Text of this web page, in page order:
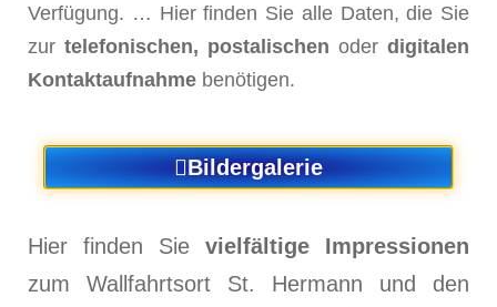
Verfügung. … Hier finden Sie alle Daten, die Sie
zur telefonischen, postalischen oder digitalen
Kontaktaufnahme benötigen.
Bildergalerie
Hier finden Sie vielfältige Impressionen
zum Wallfahrtsort St. Hermann und den